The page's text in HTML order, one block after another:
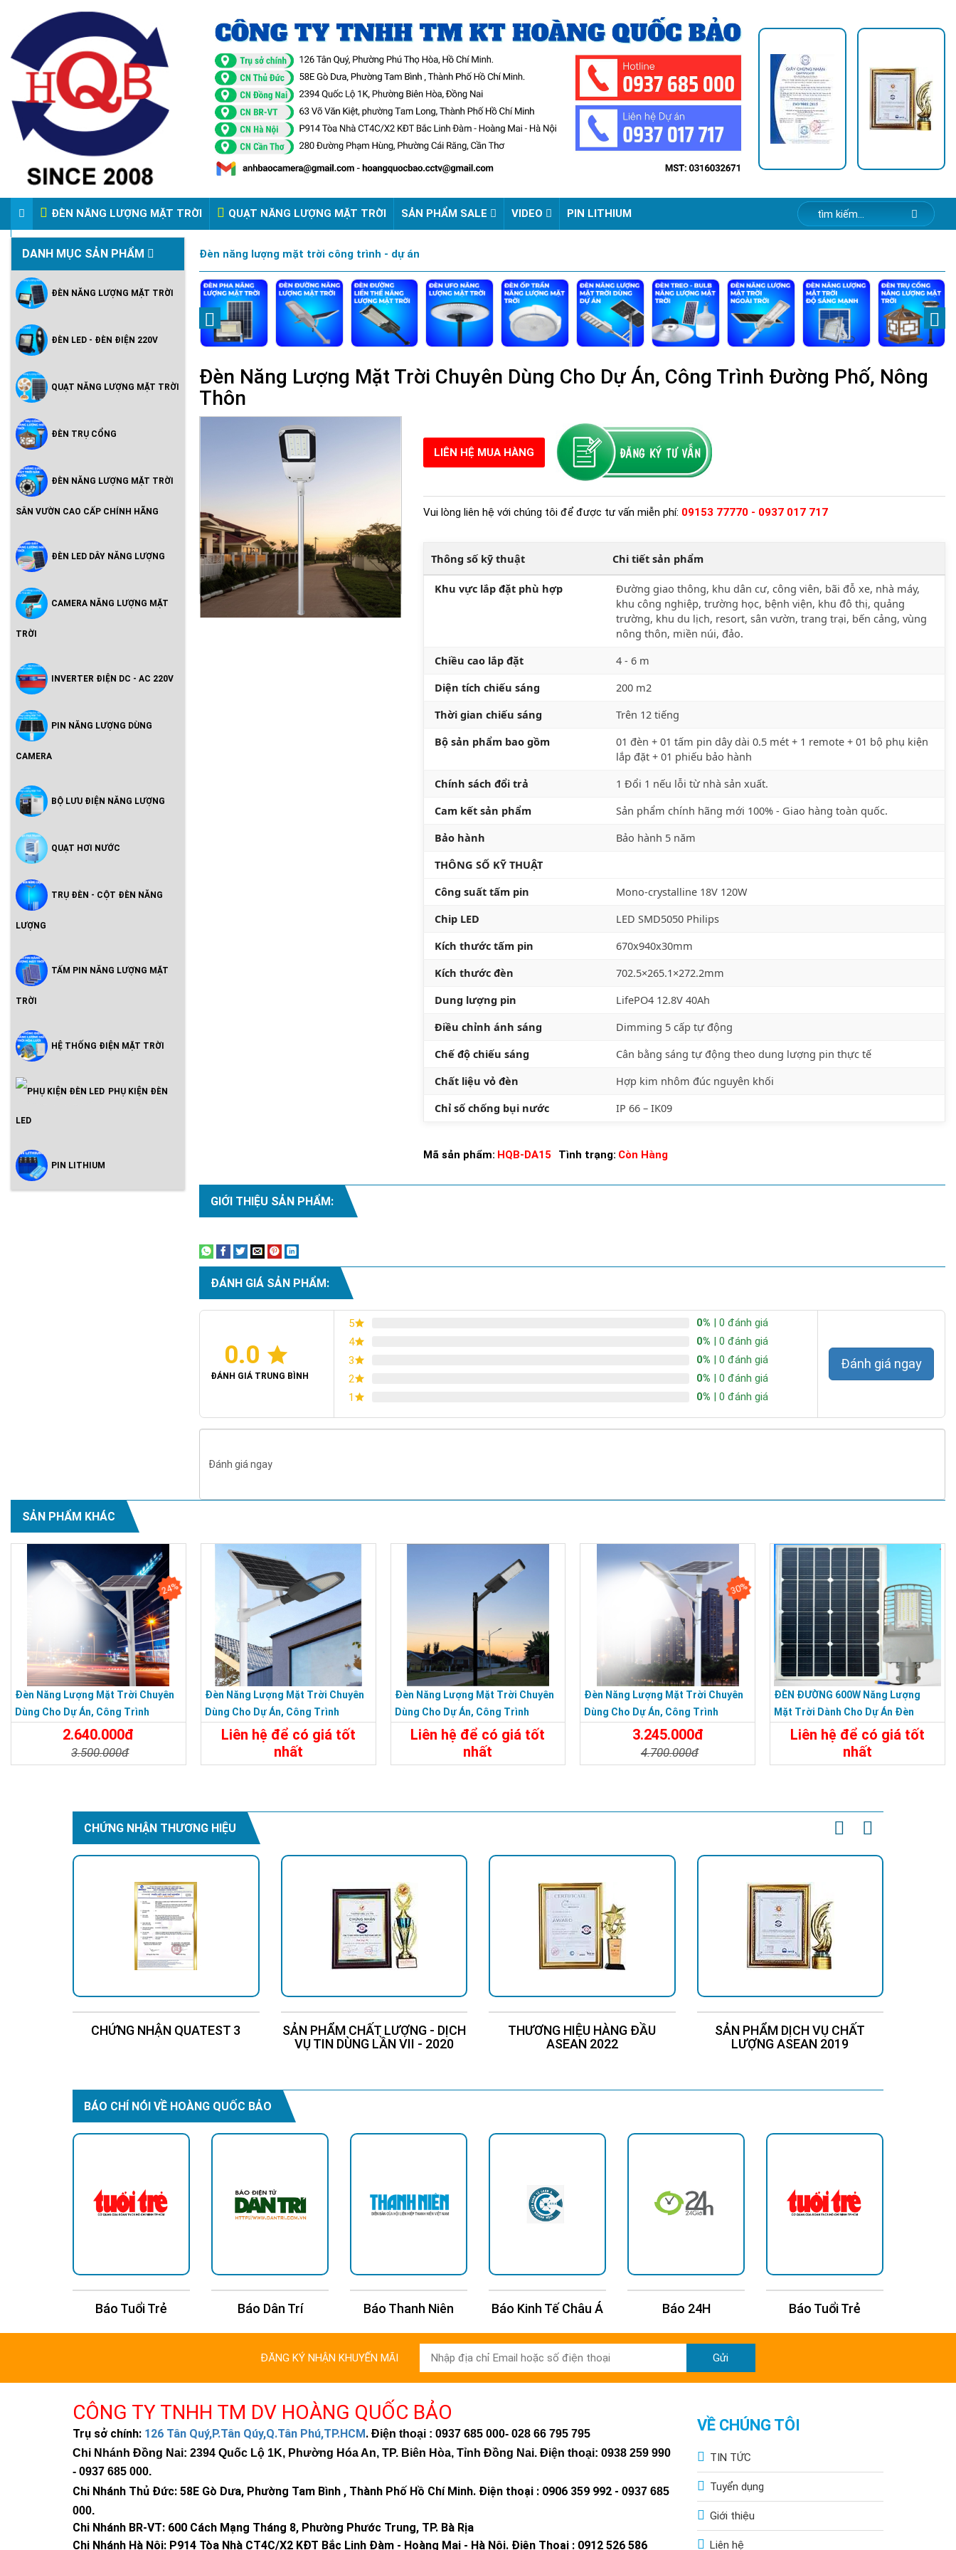
ĐÈN NĂNG LƯỢNG MẶT TRỜI QUẠT NĂNG LƯỢNG MẶT TRỜI SẢN PHẨM SALE VIDEO PIN LITHIUM
VIDEO ĐÈN PHA ĐIỆN 220V
DANH MỤC SẢN PHẨM
ĐÈN NĂNG LƯỢNG MẶT TRỜI
Vườn Cao Cấp Chính Hãng
ĐÈN LED - ĐÈN ĐIỆN 220V
Hoàng Quốc Bảo - Độ Sáng Cao,
QUẠT NĂNG LƯỢNG MẶT TRỜI
ĐÈN TRỤ CỔNG
ĐÈN NĂNG LƯỢNG MẶT TRỜI
SÂN VƯỜN CAO CẤP CHÍNH HÃNG
ĐÈN LED DÂY NĂNG LƯỢNG
CAMERA NĂNG LƯỢNG MẶT
TRỜI
INVERTER ĐIỆN DC - AC 220V
PIN NĂNG LƯỢNG DÙNG
CAMERA
BỘ LƯU ĐIỆN NĂNG LƯỢNG
QUẠT HƠI NƯỚC
TRỤ ĐÈN - CỘT ĐÈN NĂNG
LƯỢNG
TẤM PIN NĂNG LƯỢNG MẶT
TRỜI
HỆ THỐNG ĐIỆN MẶT TRỜI
Inveter Hòa Lưới Có Lưu Trữ -
PHỤ KIỆN ĐÈN
LED
PIN LITHIUM
Đèn năng lượng mặt trời công trình - dự án
Đèn Năng Lượng Mặt Trời Chuyên Dùng Cho Dự Án, Công Trình Đường Phố, Nông
Thôn
LIÊN HỆ MUA HÀNG
Vui lòng liên hệ với chúng tôi để được tư vấn miễn phí: 09153 77770 - 0937 017 717
Thông số kỹ thuật Chi tiết sản phẩm
Khu vực lắp đặt phù hợp
Đường giao thông, khu dân cư, công viên, bãi đỗ xe, nhà máy,
khu công nghiệp, trường học, bệnh viện, khu đô thị, quảng
trường, khu du lịch, resort, sân vườn, trang trại, bến cảng, vùng
nông thôn, miền núi, đảo.
Chiều cao lắp đặt
4 - 6 m
Diện tích chiếu sáng
200 m2
Thời gian chiếu sáng
Trên 12 tiếng
Bộ sản phẩm bao gồm
01 đèn + 01 tấm pin dây dài 0.5 mét + 1 remote + 01 bộ phụ kiện
lắp đặt + 01 phiếu bảo hành
Chính sách đổi trả
1 Đổi 1 nếu lỗi từ nhà sản xuất.
Cam kết sản phẩm
Sản phẩm chính hãng mới 100% - Giao hàng toàn quốc.
Bảo hành
Bảo hành 5 năm
THÔNG SỐ KỸ THUẬT
Công suất tấm pin
Mono-crystalline 18V 120W
Chip LED
LED SMD5050 Philips
Kích thước tấm pin
670x940x30mm
Kích thước đèn
702.5×265.1×272.2mm
Dung lượng pin
LifePO4 12.8V 40Ah
Điều chỉnh ánh sáng
Dimming 5 cấp tự động
Chế độ chiếu sáng
Cân bằng sáng tự động theo dung lượng pin thực tế
Chất liệu vỏ đèn
Hợp kim nhôm đúc nguyên khối
Chỉ số chống bụi nước
IP 66 – IK09
Mã sản phẩm: HQB-DA15 Tình trạng: Còn Hàng
GIỚI THIỆU SẢN PHẨM:
ĐÁNH GIÁ SẢN PHẨM:
0.0
ĐÁNH GIÁ TRUNG BÌNH
5 0% | 0 đánh giá
4
0% | 0 đánh giá
3
0% | 0 đánh giá
2
0% | 0 đánh giá
1
0% | 0 đánh giá
Đánh giá ngay
Đánh giá ngay
SẢN PHẨM KHÁC
24%
Đèn Năng Lượng Mặt Trời Chuyên
Dùng Cho Dự Án, Công Trình
Đường Phố, Nông Thôn
2.640.000đ
3.500.000đ
Đèn Năng Lượng Mặt Trời Chuyên
Dùng Cho Dự Án, Công Trình
Đường Phố, Nông Thôn
Liên hệ để có giá tốt
nhất
Đèn Năng Lượng Mặt Trời Chuyên
Dùng Cho Dự Án, Công Trình
Đường Phố, Nông Thôn
Liên hệ để có giá tốt
nhất
30%
Đèn Năng Lượng Mặt Trời Chuyên
Dùng Cho Dự Án, Công Trình
Đường Phố, Nông Thôn
3.245.000đ
4.700.000đ
ĐÈN ĐƯỜNG 600W Năng Lượng
Mặt Trời Dành Cho Dự Án Đèn
Đường Nông Thôn, Đường Xã.
Liên hệ để có giá tốt
nhất
CHỨNG NHẬN THƯƠNG HIỆU
CHỨNG NHẬN QUATEST 3
SẢN PHẨM CHẤT LƯỢNG - DỊCH
VỤ TIN DÙNG LẦN VII - 2020
THƯƠNG HIỆU HÀNG ĐẦU
ASEAN 2022
SẢN PHẨM DỊCH VỤ CHẤT
LƯỢNG ASEAN 2019
BÁO CHÍ NÓI VỀ HOÀNG QUỐC BẢO
Báo Tuổi Trẻ Báo Dân Trí Báo Thanh Niên Báo Kinh Tế Châu Á Báo 24H Báo Tuổi Trẻ
ĐĂNG KÝ NHẬN KHUYẾN MÃI Gửi
CÔNG TY TNHH TM DV HOÀNG QUỐC BẢO
Trụ sở chính: 126 Tân Quý,P.Tân Qúy,Q.Tân Phú,TP.HCM. Điện thoại : 0937 685 000- 028 66 795 795
Chi Nhánh Đồng Nai: 2394 Quốc Lộ 1K, Phường Hóa An, TP. Biên Hòa, Tỉnh Đồng Nai. Điện thoại: 0938 259 990
- 0937 685 000.
Chi Nhánh Thủ Đức: 58E Gò Dưa, Phường Tam Bình , Thành Phố Hồ Chí Minh. Điện thoại : 0906 359 992 - 0937 685
000.
Chi Nhánh BR-VT: 600 Cách Mạng Tháng 8, Phường Phước Trung, TP. Bà Rịa
Chi Nhánh Hà Nội: P914 Tòa Nhà CT4C/X2 KĐT Bắc Linh Đàm - Hoàng Mai - Hà Nội. Điện Thoại : 0912 526 586
VỀ CHÚNG TÔI
TIN TỨC
Tuyển dụng
Giới thiệu
Liên hệ